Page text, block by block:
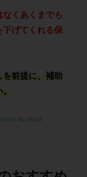
くあくまでも
下げてくれる保
を前提に、補助
to blood